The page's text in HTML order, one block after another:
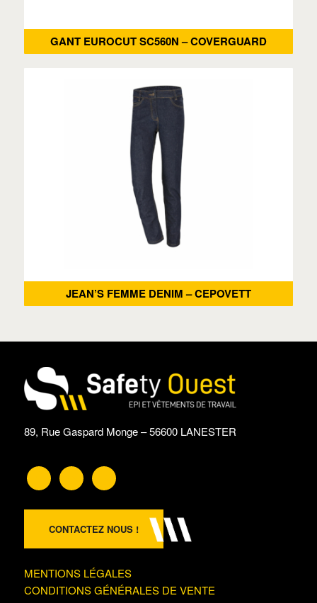
GANT EUROCUT SC560N – COVERGUARD
JEAN’S FEMME DENIM – CEPOVETT
89, Rue Gaspard Monge – 56600 LANESTER
CONTACTEZ NOUS !
MENTIONS LÉGALES
CONDITIONS GÉNÉRALES DE VENTE